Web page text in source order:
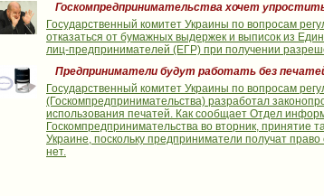
Госкомпредпринимательства хочет
Государственный комитет Украины по вопросам
отказаться от бумажных выдержек и выписок из
лиц-предпринимателей (ЕГР) при получении
Предприниматели будут работать без
Государственный комитет Украины по вопросам
(Госкомпредпринимательства) разработал
использования печатей. Как сообщает Отдел
Госкомпредпринимательства во вторник, принятие
Украине, поскольку предприниматели получат
нет.